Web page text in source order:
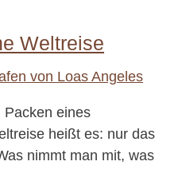
Weltreise
Packen eines
heißt es: nur das
nimmt man mit, was